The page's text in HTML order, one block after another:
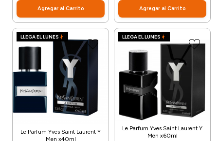
Agregar al Carrito Agregar al Carrito
LLEGA EL LUNES
Le Parfum Yves Saint Laurent Y
Men x40ml
LLEGA EL LUNES
Le Parfum Yves Saint Laurent Y
Men x60ml